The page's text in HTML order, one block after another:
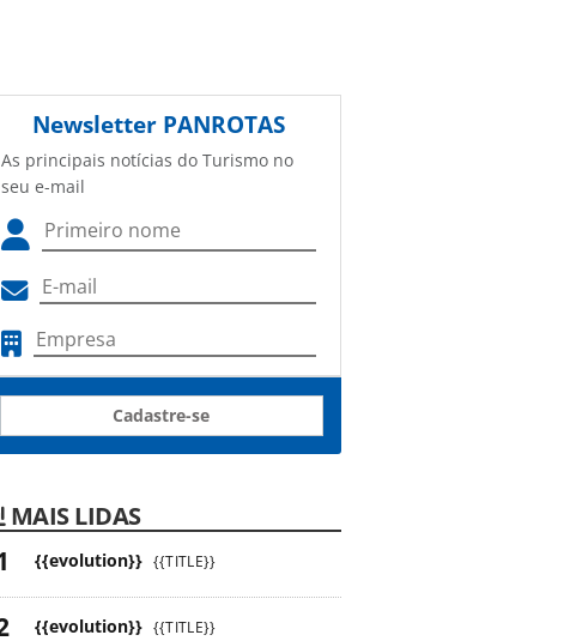
Newsletter PANROTAS
As principais notícias do Turismo no
seu e-mail
Cadastre-se
MAIS LIDAS
{{evolution}} {{TITLE}}
{{evolution}} {{TITLE}}